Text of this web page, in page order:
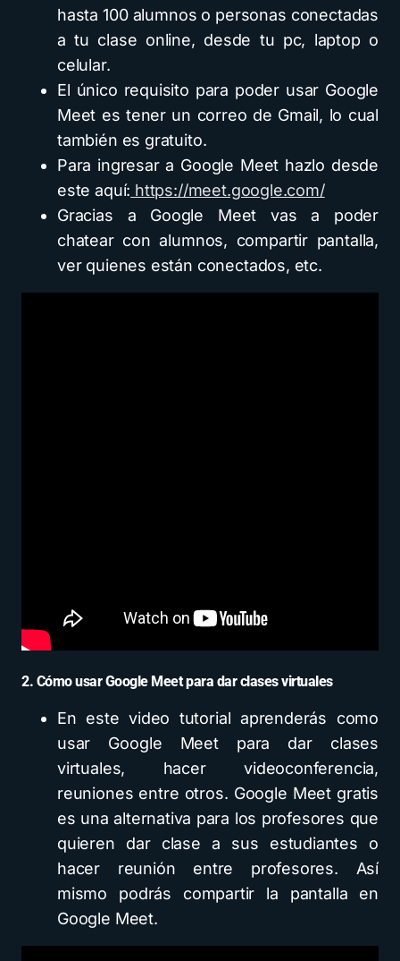
hasta 100 alumnos o personas conectadas
a tu clase online, desde tu pc, laptop o
celular.
El único requisito para poder usar Google
Meet es tener un correo de Gmail, lo cual
también es gratuito.
Para ingresar a Google Meet hazlo desde
este aquí: https://meet.google.com/
Gracias a Google Meet vas a poder
chatear con alumnos, compartir pantalla,
ver quienes están conectados, etc.
2. Cómo usar Google Meet para dar clases virtuales
En este video tutorial aprenderás como
usar Google Meet para dar clases
virtuales, hacer videoconferencia,
reuniones entre otros. Google Meet gratis
es una alternativa para los profesores que
quieren dar clase a sus estudiantes o
hacer reunión entre profesores. Así
mismo podrás compartir la pantalla en
Google Meet.